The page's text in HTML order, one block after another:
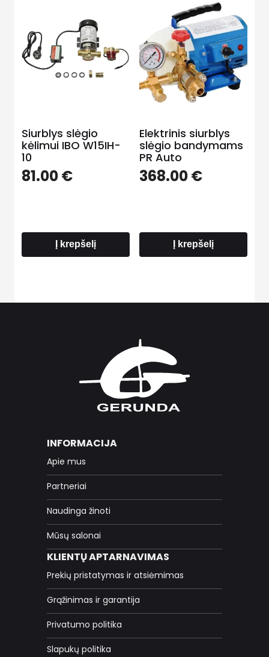
Siurblys slėgio
kėlimui IBO W15IH-
10
81.00€
Į krepšelį
Elektrinis siurblys
slėgio bandymams
PR Auto
368.00€
Į krepšelį
INFORMACIJA
Apie mus
Partneriai
Naudinga žinoti
Mūsų salonai
KLIENTŲ APTARNAVIMAS
Prekių pristatymas ir atsiėmimas
Grąžinimas ir garantija
Privatumo politika
Slapukų politika